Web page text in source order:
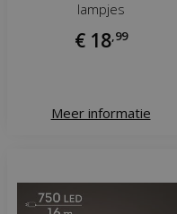
lampjes
€ 18 99
Meer informatie